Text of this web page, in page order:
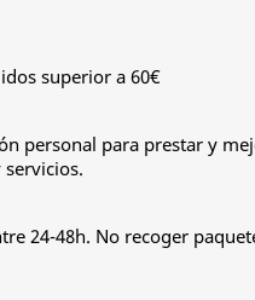
superior a 60€
personal para prestar y
24-48h. No recoger